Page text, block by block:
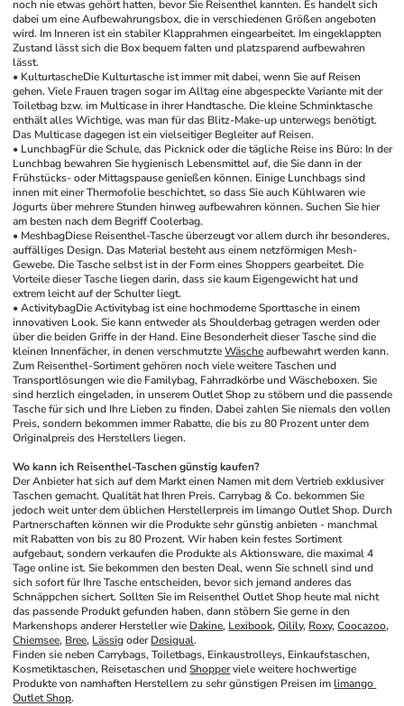
noch nie etwas gehört hatten, bevor Sie Reisenthel kannten. Es handelt sich
dabei um eine Aufbewahrungsbox, die in verschiedenen Größen angeboten
wird. Im Inneren ist ein stabiler Klapprahmen eingearbeitet. Im eingeklappten
Zustand lässt sich die Box bequem falten und platzsparend aufbewahren
lässt.
• KulturtascheDie Kulturtasche ist immer mit dabei, wenn Sie auf Reisen
gehen. Viele Frauen tragen sogar im Alltag eine abgespeckte Variante mit der
Toiletbag bzw. im Multicase in ihrer Handtasche. Die kleine Schminktasche
enthält alles Wichtige, was man für das Blitz-Make-up unterwegs benötigt.
Das Multicase dagegen ist ein vielseitiger Begleiter auf Reisen.
• LunchbagFür die Schule, das Picknick oder die tägliche Reise ins Büro: In der
Lunchbag bewahren Sie hygienisch Lebensmittel auf, die Sie dann in der
Frühstücks- oder Mittagspause genießen können. Einige Lunchbags sind
innen mit einer Thermofolie beschichtet, so dass Sie auch Kühlwaren wie
Jogurts über mehrere Stunden hinweg aufbewahren können. Suchen Sie hier
am besten nach dem Begriff Coolerbag.
• MeshbagDiese Reisenthel-Tasche überzeugt vor allem durch ihr besonderes,
auffälliges Design. Das Material besteht aus einem netzförmigen Mesh-
Gewebe. Die Tasche selbst ist in der Form eines Shoppers gearbeitet. Die
Vorteile dieser Tasche liegen darin, dass sie kaum Eigengewicht hat und
extrem leicht auf der Schulter liegt.
• ActivitybagDie Activitybag ist eine hochmoderne Sporttasche in einem
innovativen Look. Sie kann entweder als Shoulderbag getragen werden oder
über die beiden Griffe in der Hand. Eine Besonderheit dieser Tasche sind die
kleinen Innenfächer, in denen verschmutzte Wäsche aufbewahrt werden kann.
Zum Reisenthel-Sortiment gehören noch viele weitere Taschen und
Transportlösungen wie die Familybag, Fahrradkörbe und Wäscheboxen. Sie
sind herzlich eingeladen, in unserem Outlet Shop zu stöbern und die passende
Tasche für sich und Ihre Lieben zu finden. Dabei zahlen Sie niemals den vollen
Preis, sondern bekommen immer Rabatte, die bis zu 80 Prozent unter dem
Originalpreis des Herstellers liegen.
Wo kann ich Reisenthel-Taschen günstig kaufen?
Der Anbieter hat sich auf dem Markt einen Namen mit dem Vertrieb exklusiver
Taschen gemacht. Qualität hat Ihren Preis. Carrybag & Co. bekommen Sie
jedoch weit unter dem üblichen Herstellerpreis im limango Outlet Shop. Durch
Partnerschaften können wir die Produkte sehr günstig anbieten - manchmal
mit Rabatten von bis zu 80 Prozent. Wir haben kein festes Sortiment
aufgebaut, sondern verkaufen die Produkte als Aktionsware, die maximal 4
Tage online ist. Sie bekommen den besten Deal, wenn Sie schnell sind und
sich sofort für Ihre Tasche entscheiden, bevor sich jemand anderes das
Schnäppchen sichert. Sollten Sie im Reisenthel Outlet Shop heute mal nicht
das passende Produkt gefunden haben, dann stöbern Sie gerne in den
Markenshops anderer Hersteller wie Dakine, Lexibook, Oilily, Roxy, Coocazoo
Chiemsee, Bree, Lässig oder Desigual.
Finden sie neben Carrybags, Toiletbags, Einkaustrolleys, Einkaufstaschen,
Kosmetiktaschen, Reisetaschen und Shopper viele weitere hochwertige
Produkte von namhaften Herstellern zu sehr günstigen Preisen im limango
Outlet Shop.